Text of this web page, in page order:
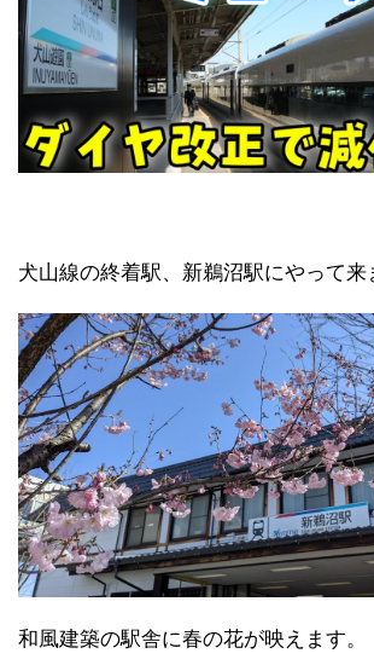
犬山線の終着駅、新鵜沼駅にやって来
和風建築の駅舎に春の花が映えます。